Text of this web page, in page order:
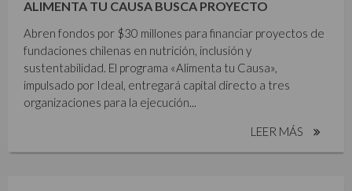
ALIMENTA TU CAUSA BUSCA PROYECTO
Abren fondos por $30 millones para financiar proyectos de
fundaciones chilenas en nutrición, inclusión y
sustentabilidad. El programa «Alimenta tu Causa»,
impulsado por Ideal, entregará capital directo a tres
organizaciones para la ejecución...
LEER MÁS